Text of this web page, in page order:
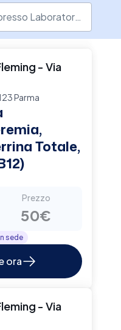
servizi di
la comodità
loro offerta e
- Via
Parma
Totale,
Prezzo
50€
sede
ora
- Via